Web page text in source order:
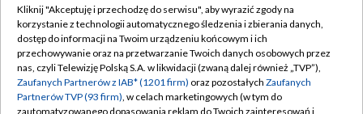
TVP
Abonament TVP
Emisja w TVP
Centrum informacji TVP
Regulamin TVP
Polityka prywatności
Moje zgody
Kliknij "Akceptuję i przechodzę do serwisu", aby wyrazić zgody na
korzystanie z technologii automatycznego śledzenia i zbierania danych,
dostęp do informacji na Twoim urządzeniu końcowym i ich
przechowywanie oraz na przetwarzanie Twoich danych osobowych przez
nas, czyli Telewizję Polską S.A. w likwidacji (zwaną dalej również „TVP”),
Zaufanych Partnerów z IAB* (1201 firm) oraz pozostałych Zaufanych
Partnerów TVP (93 firm), w celach marketingowych (w tym do
zautomatyzowanego dopasowania reklam do Twoich zainteresowań i